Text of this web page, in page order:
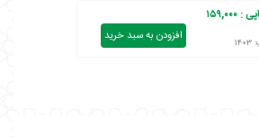
:۱۵۹,۰۰۰
افزودن به سبد خرید